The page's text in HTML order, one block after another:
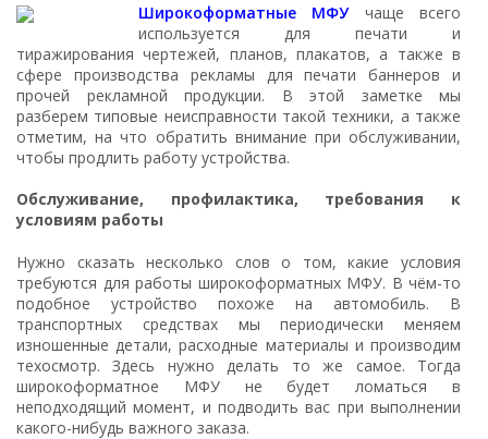
Широкоформатные МФУчаще всего
используется для печати и
тиражирования чертежей, планов, плакатов, а также в
сфере производства рекламы для печати баннеров и
прочей рекламной продукции. В этой заметке мы
разберем типовые неисправности такой техники, а также
отметим, на что обратить внимание при обслуживании,
чтобы продлить работу устройства.
Обслуживание, профилактика, требования к
условиям работы
Нужно сказать несколько слов о том, какие условия
требуются для работы широкоформатных МФУ. В чём-то
подобное устройство похоже на автомобиль. В
транспортных средствах мы периодически меняем
изношенные детали, расходные материалы и производим
техосмотр. Здесь нужно делать то же самое. Тогда
широкоформатное МФУ не будет ломаться в
неподходящий момент, и подводить вас при выполнении
какого-нибудь важного заказа.